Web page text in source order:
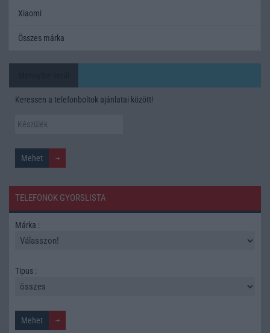
Xiaomi
Összes márka
Keressen a telefonboltok ajánlatai között!
TELEFONOK GYORSLISTA
Márka :
Tipus :